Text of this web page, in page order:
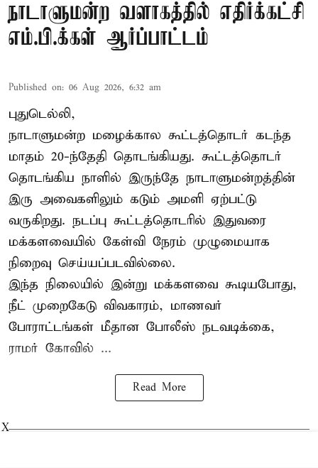
நாடாளுமன்ற வளாகத்தில் எதிர்க்கட்சி
எம்.பி.க்கள் ஆர்ப்பாட்டம்
Published on: 06 Aug 2026, 6:32 am
புதுடெல்லி,
நாடாளுமன்ற மழைக்கால கூட்டத்தொடர் கடந்த
மாதம் 20-ந்தேதி தொடங்கியது. கூட்டத்தொடர்
தொடங்கிய நாளில் இருந்தே நாடாளுமன்றத்தின்
இரு அவைகளிலும் கடும் அமளி ஏற்பட்டு
வருகிறது. நடப்பு கூட்டத்தொடரில் இதுவரை
மக்களவையில் கேள்வி நேரம் முழுமையாக
நிறைவு செய்யப்படவில்லை.
இந்த நிலையில் இன்று மக்களவை கூடியபோது,
நீட் முறைகேடு விவகாரம், மாணவர்
போராட்டங்கள் மீதான போலீஸ் நடவடிக்கை,
ராமர் கோவில் ...
Read More
X